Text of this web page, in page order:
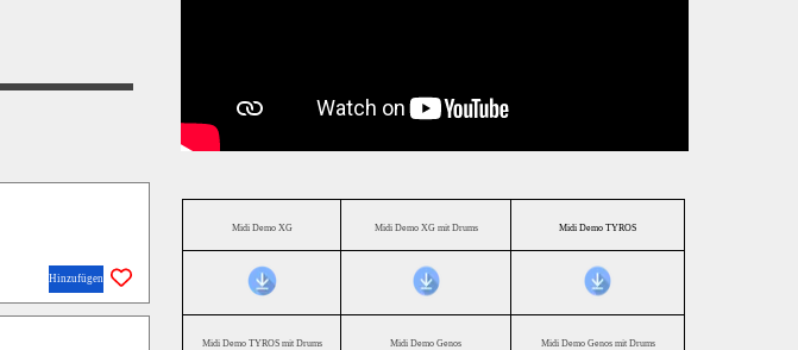
Hinzufügen
Midi Demo XG Midi Demo XG mit Drums Midi Demo TYROS
Midi Demo TYROS mit Drums Midi Demo Genos Midi Demo Genos mit Drums